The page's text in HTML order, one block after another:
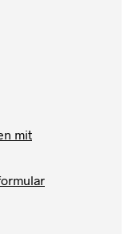
mit